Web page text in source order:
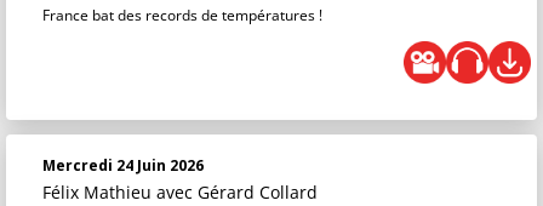
France bat des records de températures !
Mercredi 24 Juin 2026
Félix Mathieu avec Gérard Collard